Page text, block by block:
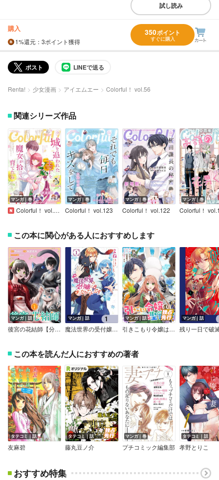
試し読み
購入
1%還元 ：3ポイント獲得
350ポイント
すぐに購入
ポスト LINEで送る
Renta! 少女漫画 アイエムエー Colorful！ vol.56
関連シリーズ作品
マンガ｜巻
Colorful！ vol.124
マンガ｜巻
Colorful！ vol.123
マンガ｜巻
Colorful！ vol.122
マンガ｜巻
Colorful！
この本に関心がある人におすすめします
マンガ｜話
後宮の花結師【分冊版】
マンガ｜話
魔法世界の受付嬢になりたいです【分冊版】
マンガ｜話
引きこもり令嬢は話のわかる聖獣番 連載版
マンガ｜話
この本を読んだ人におすすめの著者
タテコミ｜話
友麻碧
タテコミ｜話
藤丸豆ノ介
マンガ｜巻
プチコミック編集部
タテコミ｜話
孝野とりこ
おすすめ特集